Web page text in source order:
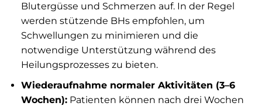
Blutergüsse und Schmerzen auf. In der Regel
werden stützende BHs empfohlen, um
Schwellungen zu minimieren und die
notwendige Unterstützung während des
Heilungsprozesses zu bieten.
Wiederaufnahme normaler Aktivitäten (3–6
Wochen):Patienten können nach drei Wochen